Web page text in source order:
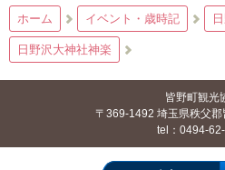
ホーム イベント・歳時記
日野沢大神社神楽
皆野町観光
〒369-1492 埼玉県秩父
tel：0494-